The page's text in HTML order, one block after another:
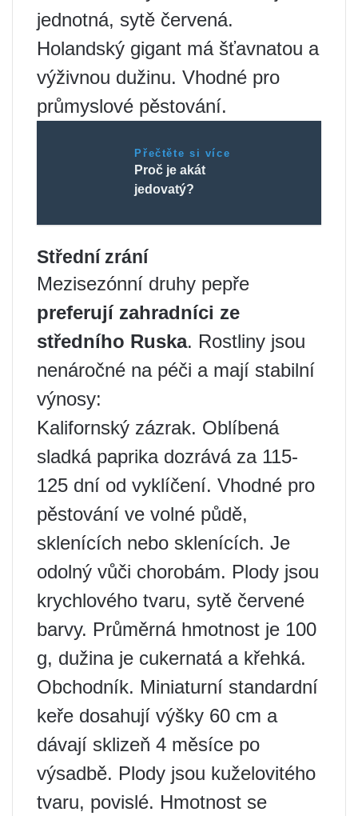
jednotná, sytě červená.
Holandský gigant má šťavnatou a
výživnou dužinu. Vhodné pro
průmyslové pěstování.
Přečtěte si více
Proč je akát
jedovatý?
Střední zrání
Mezisezónní druhy pepře
preferují zahradníci ze
středního Ruska. Rostliny jsou
nenáročné na péči a mají stabilní
výnosy:
Kalifornský zázrak. Oblíbená
sladká paprika dozrává za 115-
125 dní od vyklíčení. Vhodné pro
pěstování ve volné půdě,
sklenících nebo sklenících. Je
odolný vůči chorobám. Plody jsou
krychlového tvaru, sytě červené
barvy. Průměrná hmotnost je 100
g, dužina je cukernatá a křehká.
Obchodník. Miniaturní standardní
keře dosahují výšky 60 cm a
dávají sklizeň 4 měsíce po
výsadbě. Plody jsou kuželovitého
tvaru, povislé. Hmotnost se